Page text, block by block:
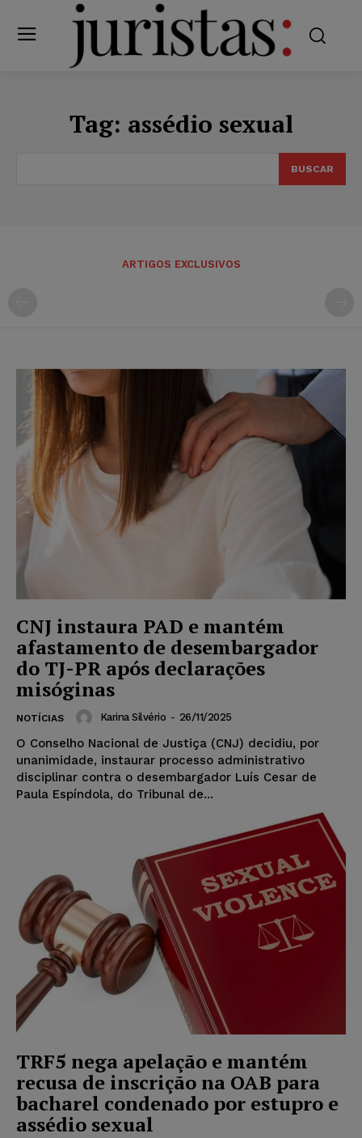
Tag: assédio sexual
BUSCAR
ARTIGOS EXCLUSIVOS
CNJ instaura PAD e mantém
afastamento de desembargador
do TJ-PR após declarações
misóginas
NOTÍCIAS Karina Silvério - 26/11/2025
O Conselho Nacional de Justiça (CNJ) decidiu, por
unanimidade, instaurar processo administrativo
disciplinar contra o desembargador Luís Cesar de
Paula Espíndola, do Tribunal de...
TRF5 nega apelação e mantém
recusa de inscrição na OAB para
bacharel condenado por estupro e
assédio sexual